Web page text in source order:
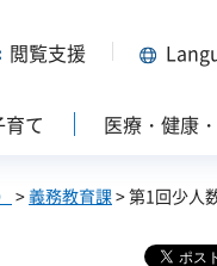
閲覧支援
て 医療・健康
>義務教育課> 第1回少人